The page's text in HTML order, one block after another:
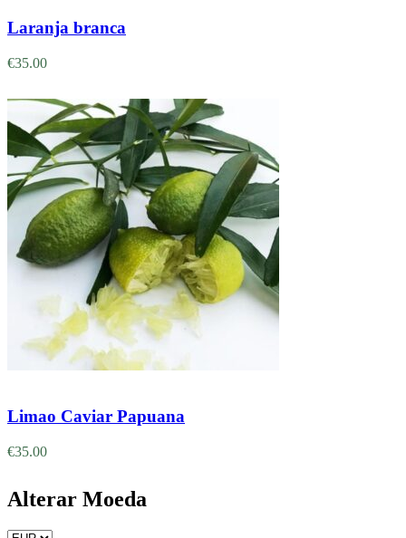
Laranja branca
€35.00
Limao Caviar Papuana
€35.00
Alterar Moeda